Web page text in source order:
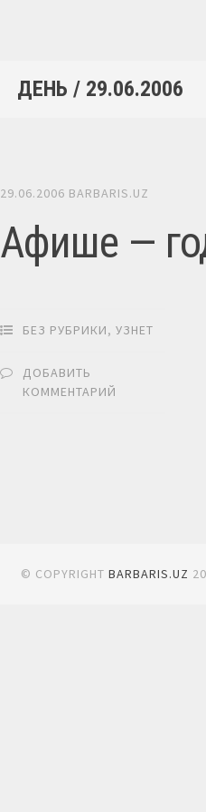
ДЕНЬ / 29.06.2006
29.06.2006 BARBARIS.UZ
Афише —
БЕЗ РУБРИКИ,УЗНЕТ
ДОБАВИТЬ
КОММЕНТАРИЙ
© COPYRIGHTBARBARIS.UZ